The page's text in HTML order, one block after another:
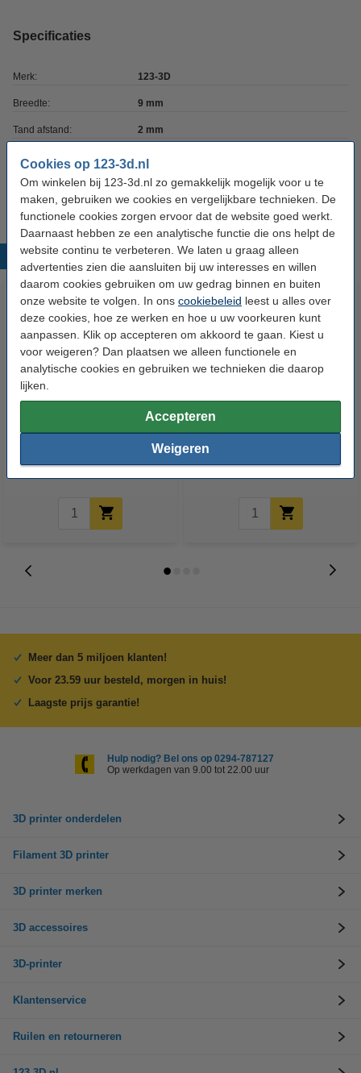
Cookies op 123-3d.nl
Om winkelen bij 123-3d.nl zo gemakkelijk mogelijk voor u te
maken, gebruiken we cookies en vergelijkbare technieken. De
functionele cookies zorgen ervoor dat de website goed werkt.
Daarnaast hebben ze een analytische functie die ons helpt de
website continu te verbeteren. We laten u graag alleen
advertenties zien die aansluiten bij uw interesses en willen
daarom cookies gebruiken om uw gedrag binnen en buiten
onze website te volgen. In ons cookiebeleid leest u alles over
deze cookies, hoe ze werken en hoe u uw voorkeuren kunt
aanpassen. Klik op accepteren om akkoord te gaan. Kiest u
voor weigeren? Dan plaatsen we alleen functionele en
analytische cookies en gebruiken we technieken die daarop
lijken.
Accepteren
Weigeren
Specificaties
Merk: 123-3D
Breedte: 9 mm
Tand afstand: 2 mm
Aantal per verpakking: 25 m
Ons Artikelnr: DME00246
Populaire producten
GT2 Pulley hoge resolutie | met
€ 7,50 € 7,13 Incl. 21% BTW € 7,50 € 6,75 Incl. 21% BTW
Meer dan 5 miljoen klanten!
Voor 23.59 uur besteld, morgen in huis!
Laagste prijs garantie!
Hulp nodig? Bel ons op 0294-787127
Op werkdagen van 9.00 tot 22.00 uur
3D printer onderdelen
Filament 3D printer
3D printer merken
3D accessoires
3D-printer
Klantenservice
Ruilen en retourneren